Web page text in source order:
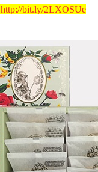
http://bit.ly/2LXOSUe